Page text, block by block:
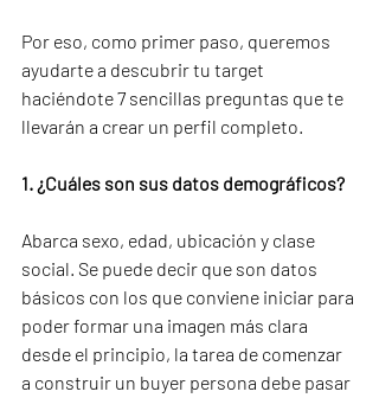
Por eso, como primer paso, queremos
ayudarte a descubrir tu target
haciéndote 7 sencillas preguntas que te
llevarán a crear un perfil completo.
1. ¿Cuáles son sus datos demográficos?
Abarca sexo, edad, ubicación y clase
social. Se puede decir que son datos
básicos con los que conviene iniciar para
poder formar una imagen más clara
desde el principio, la tarea de comenzar
a construir un buyer persona debe pasar